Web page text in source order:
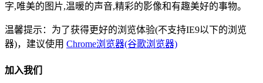
字,唯美的图片,温暖的声音,精彩的影像和有趣美好的事物。
温馨提示：为了获得更好的浏览体验(不支持IE9以下的浏览
器)，建议使用 Chrome浏览器(谷歌浏览器)
加入我们